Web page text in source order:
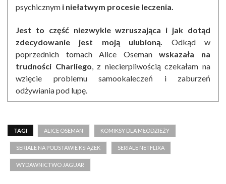
psychicznym i niełatwym procesie leczenia.
Jest to część niezwykle wzruszająca i jak dotąd
zdecydowanie jest moją ulubioną.
Odkąd w
poprzednich tomach Alice Osemanwskazała na
trudności Charliego , z niecierpliwością czekałam na
wzięcie problemu samookaleczeń i zaburzeń
odżywiania pod lupę.
TAGI ALICE OSEMAN KOMIKSY DLA MŁODZIEŻY
SERIALE NA PODSTAWIE KSIĄŻEK SERIALE NETFLIXA
WYDAWNICTWO JAGUAR